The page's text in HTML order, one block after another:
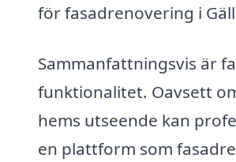
för fasadrenovering i
Sammanfattningsvis är
funktionalitet. Oavsett
hems utseende kan
en plattform som